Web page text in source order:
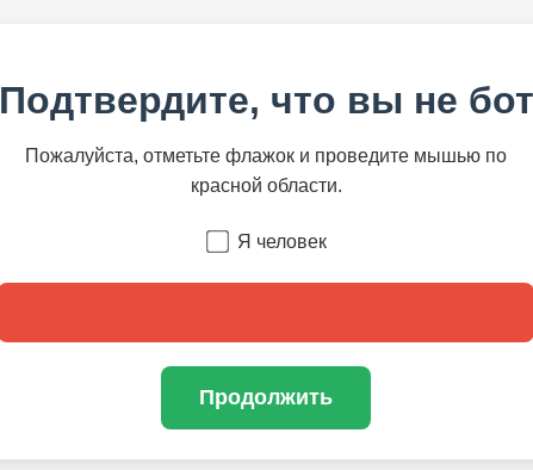
Подтвердите, что вы не бот
Пожалуйста, отметьте флажок и проведите мышью по
красной области.
Я человек
Продолжить